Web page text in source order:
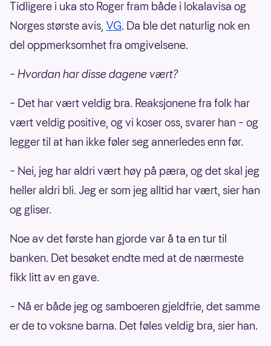
Tidligere i uka sto Roger fram både i lokalavisa og
Norges største avis, VG. Da ble det naturlig nok en
del oppmerksomhet fra omgivelsene.
– Hvordan har disse dagene vært?
– Det har vært veldig bra. Reaksjonene fra folk har
vært veldig positive, og vi koser oss, svarer han – og
legger til at han ikke føler seg annerledes enn før.
– Nei, jeg har aldri vært høy på pæra, og det skal jeg
heller aldri bli. Jeg er som jeg alltid har vært, sier han
og gliser.
Noe av det første han gjorde var å ta en tur til
banken. Det besøket endte med at de nærmeste
fikk litt av en gave.
– Nå er både jeg og samboeren gjeldfrie, det samme
er de to voksne barna. Det føles veldig bra, sier han.